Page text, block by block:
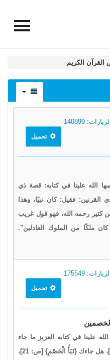
الكريم
الزيارات: 140899
تحميل
الله علينا في كتابه: قصة ذي
فقيل: كان نبيًا، وهذا
كثير رحمه الله، فهو قول غريب
ملكًا من الملوك العادلين".
الزيارات: 175549
تحميل
علينا في كتابه العزيز ما جاء
في قوله تعالى: {وَهَلْ أَتَاكَ} [ص: 21]، هل جاءك {نَبَأُ الْخَصْمِ} [ص: 21]،